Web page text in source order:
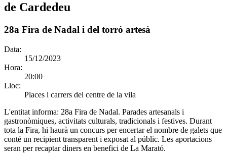
de Cardedeu
28a Fira de Nadal i del torró artesà
Data:
15/12/2023
Hora:
20:00
Lloc:
Places i carrers del centre de la vila
L'entitat informa: 28a Fira de Nadal. Parades artesanals i
gastronòmiques, activitats culturals, tradicionals i festives. Durant
tota la Fira, hi haurà un concurs per encertar el nombre de galets que
conté un recipient transparent i exposat al públic. Les aportacions
seran per recaptar diners en benefici de La Marató.